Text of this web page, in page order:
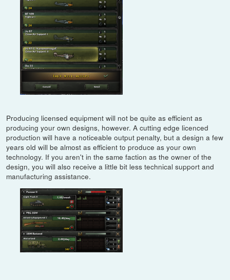
Producing licensed equipment will not be quite as efficient as
producing your own designs, however. A cutting edge licenced
production will have a noticeable output penalty, but a design a few
years old will be almost as efficient to produce as your own
technology. If you aren't in the same faction as the owner of the
design, you will also receive a little bit less technical support and
manufacturing assistance.